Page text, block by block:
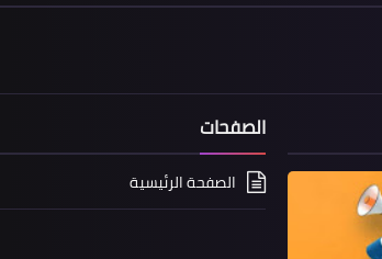
الصفحات
الصفحة الرئيسية